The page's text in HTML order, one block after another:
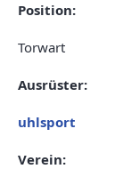
Position:
Torwart
Ausrüster:
uhlsport
Verein: